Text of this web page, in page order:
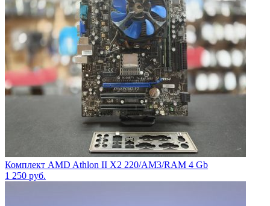
Комплект AMD Athlon II X2 220/AM3/RAM 4 Gb
1 250 руб.